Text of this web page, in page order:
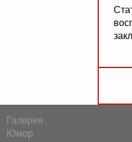
Галерея
Юмор